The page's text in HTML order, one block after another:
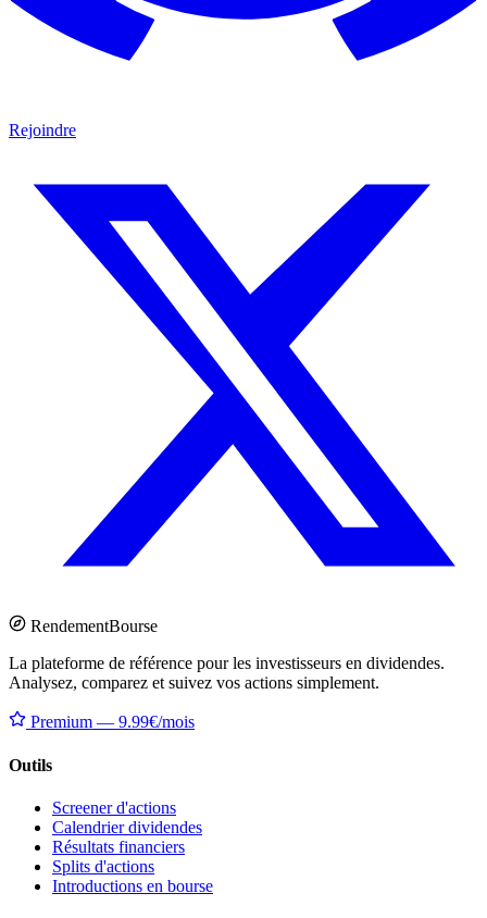
Rejoindre
RendementBourse
La plateforme de référence pour les investisseurs en dividendes.
Analysez, comparez et suivez vos actions simplement.
Premium — 9.99€/mois
Outils
Screener d'actions
Calendrier dividendes
Résultats financiers
Splits d'actions
Introductions en bourse